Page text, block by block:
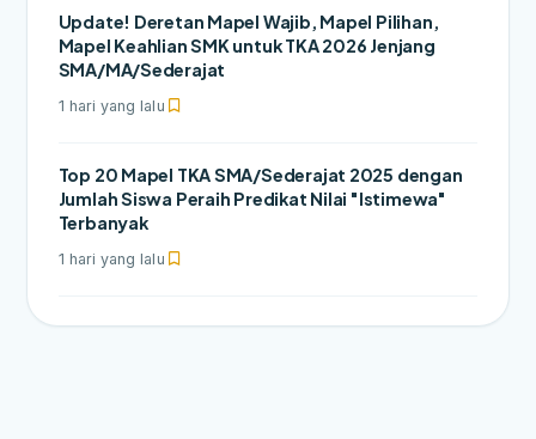
Update! Deretan Mapel Wajib, Mapel Pilihan,
Mapel Keahlian SMK untuk TKA 2026 Jenjang
SMA/MA/Sederajat
1 hari yang lalu
Top 20 Mapel TKA SMA/Sederajat 2025 dengan
Jumlah Siswa Peraih Predikat Nilai "Istimewa"
Terbanyak
1 hari yang lalu